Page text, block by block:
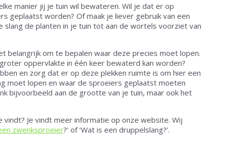
manier jij je tuin wil bewateren. Wil je dat er op
geplaatst worden? Of maak je liever gebruik van een
slang de planten in je tuin tot aan de wortels voorziet van
belangrijk om te bepalen waar deze precies moet lopen.
oppervlakte in één keer bewaterd kan worden?
en zorg dat er op deze plekken ruimte is om hier een
moet lopen en waar de sproeiers geplaatst moeten
bijvoorbeeld aan de grootte van je tuin, maar ook het
Je vindt meer informatie op onze website. Wij
zwenksproeier?’ of ‘Wat is een druppelslang?’.